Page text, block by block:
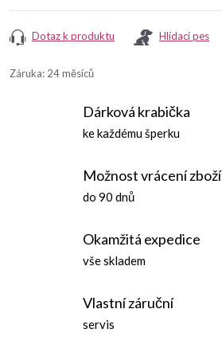
Dotaz k produktu Hlídací pes
Záruka: 24 měsíců
Dárková krabička
ke každému šperku
Možnost vrácení zboží
do 90 dnů
Okamžitá expedice
vše skladem
Vlastní záruční
servis